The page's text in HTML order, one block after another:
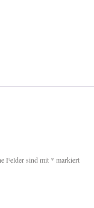
Felder sind mit * markiert